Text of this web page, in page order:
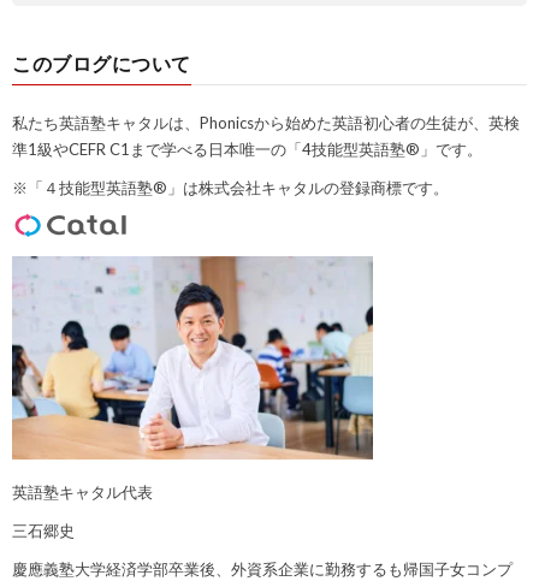
このブログについて
私たち英語塾キャタルは、Phonicsから始めた英語初心者の生徒が、英検
準1級やCEFR C1まで学べる日本唯一の「4技能型英語塾®」です。
※「４技能型英語塾®」は株式会社キャタルの登録商標です。
英語塾キャタル代表
三石郷史
慶應義塾大学経済学部卒業後、外資系企業に勤務するも帰国子女コンプ